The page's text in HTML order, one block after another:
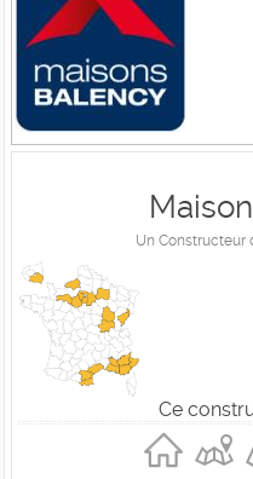
Un Constructeur
Ce